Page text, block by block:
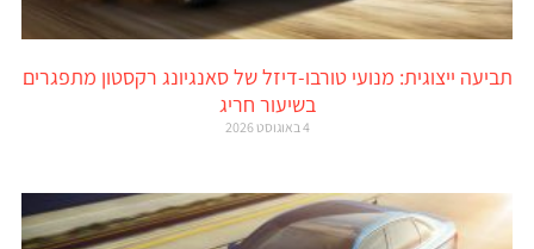
תביעה ייצוגית: מנועי טורבו-דיזל של סאנגיונג רקסטון מתפגרים
בשיעור חריג
4 באוגוסט 2026